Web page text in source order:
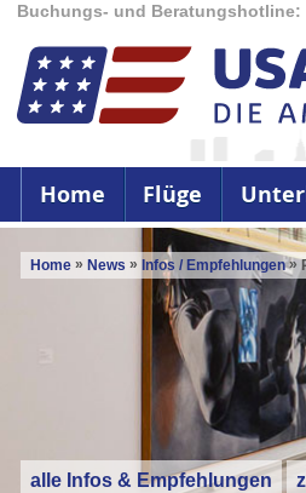
Buchungs- und Beratungshotline:
Home Flüge
Home » News » Infos / Empfehlungen»
alle Infos & Empfehlungen